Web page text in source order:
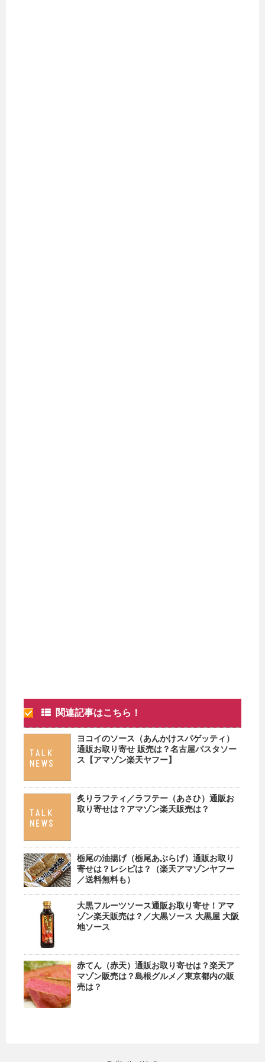
関連記事はこちら！
ヨコイのソース（あんかけスパゲッティ）
通販お取り寄せ 販売は？名古屋パスタソー
ス【アマゾン楽天ヤフー】
炙りラフティ／ラフテー（あさひ）通販お
取り寄せは？アマゾン楽天販売は？
栃尾の油揚げ（栃尾あぶらげ）通販お取り
寄せは？レシピは？（楽天アマゾンヤフー
／送料無料も）
大黒フルーツソース通販お取り寄せ！アマ
ゾン楽天販売は？／大黒ソース 大黒屋 大阪
地ソース
赤てん（赤天）通販お取り寄せは？楽天ア
マゾン販売は？島根グルメ／東京都内の販
売は？